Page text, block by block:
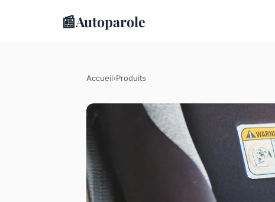
📰Autoparole
Accueil›Produits